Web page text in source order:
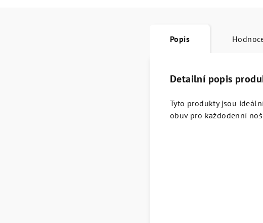
Popis
Detailní popis
Tyto produkty jsou
obuv pro každodenní